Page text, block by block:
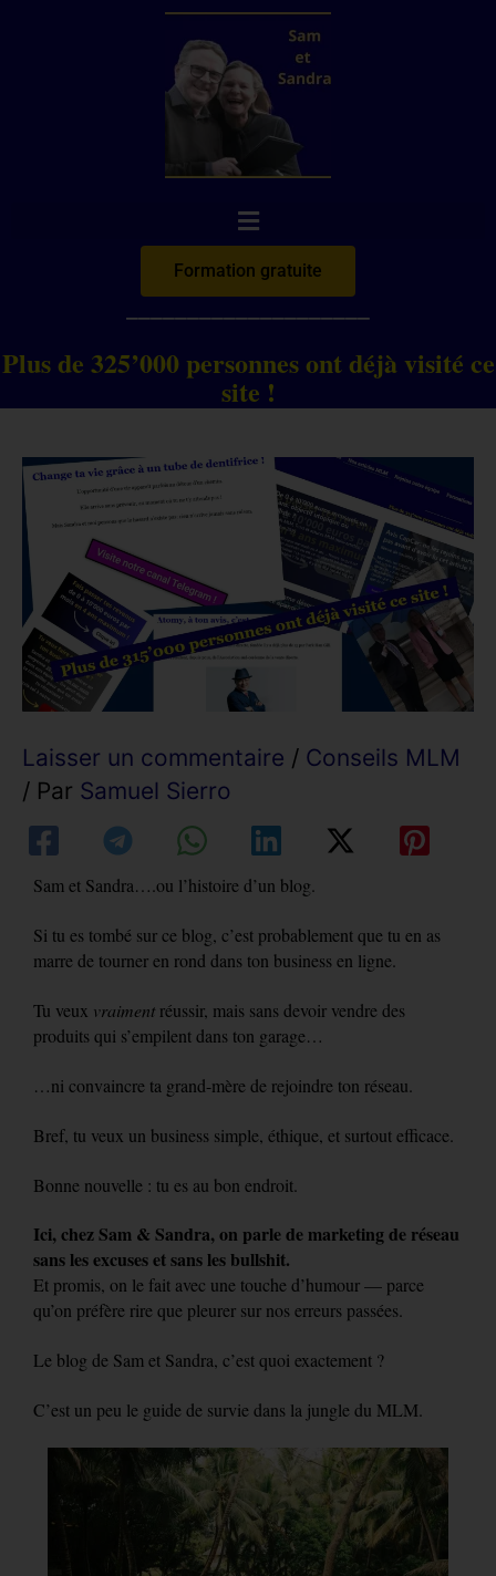
Formation gratuite
Plus de 325’000 personnes ont déjà visité ce
site !
Laisser un commentaire / Conseils MLM
/ Par Samuel Sierro
Sam et Sandra….ou l’histoire d’un blog.
Si tu es tombé sur ce blog, c’est probablement que tu en as
marre de tourner en rond dans ton business en ligne.
Tu veux vraiment réussir, mais sans devoir vendre des
produits qui s’empilent dans ton garage…
…ni convaincre ta grand-mère de rejoindre ton réseau.
Bref, tu veux un business simple, éthique, et surtout efficace.
Bonne nouvelle : tu es au bon endroit.
Ici, chez Sam & Sandra, on parle de marketing de réseau
sans les excuses et sans les bullshit.
Et promis, on le fait avec une touche d’humour — parce
qu’on préfère rire que pleurer sur nos erreurs passées.
Le blog de Sam et Sandra, c’est quoi exactement ?
C’est un peu le guide de survie dans la jungle du MLM.